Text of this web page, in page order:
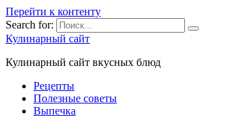
Перейти к контенту
Search for:
Кулинарный сайт
Кулинарный сайт вкусных блюд
Рецепты
Полезные советы
Выпечка